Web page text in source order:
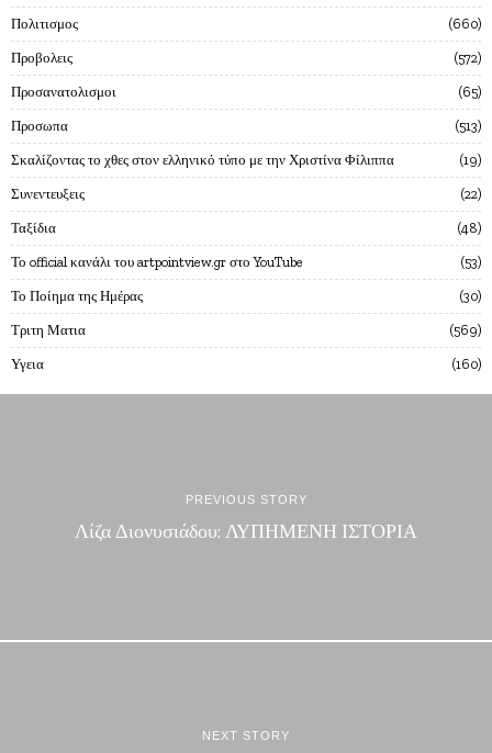
Πολιτισμος 660
Προβολεις 572
Προσανατολισμοι 65
Προσωπα 513
Σκαλίζοντας το χθες στον ελληνικό τύπο με την Χριστίνα Φίλιππα 19
Συνεντευξεις 22
Ταξίδια 48
Το official κανάλι του artpointview.gr στο YouTube 53
Το Ποίημα της Ημέρας 30
Τριτη Ματια 569
Υγεια 160
PREVIOUS STORY
Λίζα Διονυσιάδου: ΛΥΠΗΜΕΝΗ ΙΣΤΟΡΙΑ
NEXT STORY